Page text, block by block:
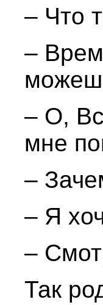
– Что
–
– О,
мне
–
– Я
–
Так